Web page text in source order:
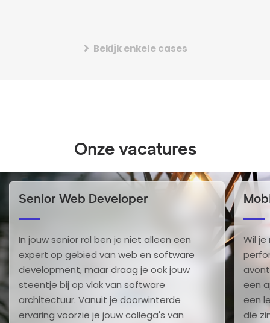
Bekijk enkele cases
Onze vacatures
Senior Web Developer
In jouw senior rol ben je niet alleen een
expert op gebied van web en software
development, maar draag je ook jouw
steentje bij op vlak van software
architectuur. Vanuit je doorwinterde
ervaring voorzie je jouw collega's van
Wil
een
een
die